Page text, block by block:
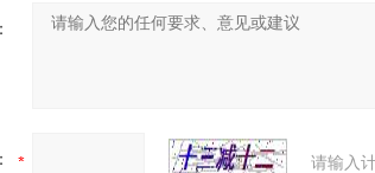
请输入